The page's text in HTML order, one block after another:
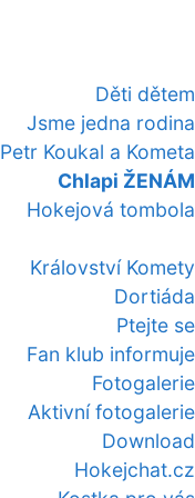
Děti dětem
Jsme jedna rodina
Petr Koukal a Kometa
Chlapi ŽENÁM
Hokejová tombola
Království Komety
Dortiáda
Ptejte se
Fan klub informuje
Fotogalerie
Aktivní fotogalerie
Download
Hokejchat.cz